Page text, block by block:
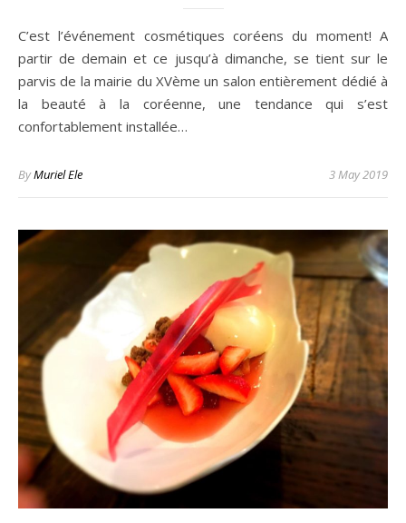
C’est l’événement cosmétiques coréens du moment! A
partir de demain et ce jusqu’à dimanche, se tient sur le
parvis de la mairie du XVème un salon entièrement dédié à
la beauté à la coréenne, une tendance qui s’est
confortablement installée…
ByMuriel Ele 3 May 2019